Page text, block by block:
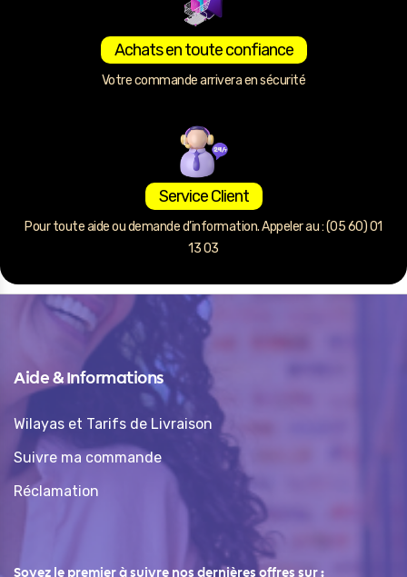
Achats en toute confiance
Votre commande arrivera en sécurité
Service Client
Pour toute aide ou demande d’information. Appeler au : (05 60) 01
13 03
Aide & Informations
Wilayas et Tarifs de Livraison
Suivre ma commande
Réclamation
Soyez le premier à suivre nos dernières offres sur :